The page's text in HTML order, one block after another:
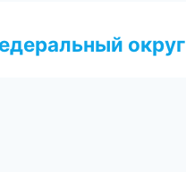
округ